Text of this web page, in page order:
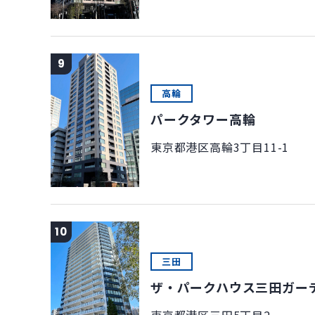
9
高輪
パークタワー高輪
東京都港区高輪3丁目11-1
10
三田
ザ・パークハウス三田ガー